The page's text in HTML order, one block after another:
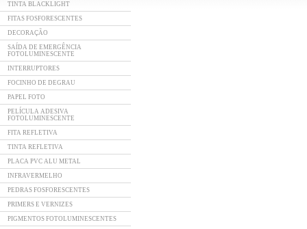
TINTA BLACKLIGHT
FITAS FOSFORESCENTES
DECORAÇÃO
SAÍDA DE EMERGÊNCIA
FOTOLUMINESCENTE
INTERRUPTORES
FOCINHO DE DEGRAU
PAPEL FOTO
PELÍCULA ADESIVA
FOTOLUMINESCENTE
FITA REFLETIVA
TINTA REFLETIVA
PLACA PVC ALU METAL
INFRAVERMELHO
PEDRAS FOSFORESCENTES
PRIMERS E VERNIZES
PIGMENTOS FOTOLUMINESCENTES